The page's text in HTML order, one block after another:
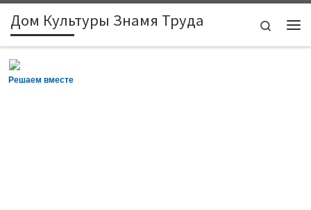
Skip to content
Дом Культуры Знамя Труда
Search
Решаем вместе